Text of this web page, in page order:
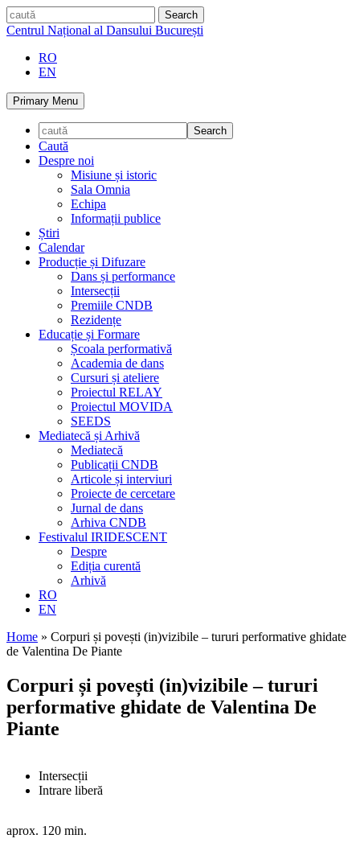
Skip
to
caută
Centrul Național al Dansului București
RO
EN
Primary Menu
Caută
Despre noi
Misiune și istoric
Sala Omnia
Echipa
Informații publice
Știri
Calendar
Producție și Difuzare
Dans și performance
Intersecții
Premiile CNDB
Rezidențe
Educație și Formare
Școala performativă
Academia de dans
Cursuri și ateliere
Proiectul RELAY
Proiectul MOVIDA
SEEDS
Mediatecă și Arhivă
Mediatecă
Publicații CNDB
Articole și interviuri
Proiecte de cercetare
Jurnal de dans
Arhiva CNDB
Festivalul IRIDESCENT
Despre
Ediția curentă
Arhivă
RO
EN
Home » Corpuri și povești (in)vizibile – tururi performative ghidate
de Valentina De Piante
Corpuri și povești (in)vizibile – tururi
performative ghidate de Valentina De
Piante
Intersecții
Intrare liberă
aprox. 120 min.